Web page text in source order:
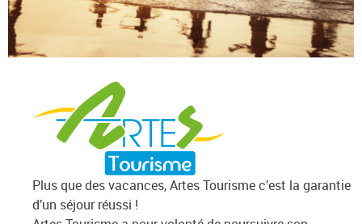
Plus que des vacances, Artes Tourisme c’est la garantie
d’un séjour réussi !